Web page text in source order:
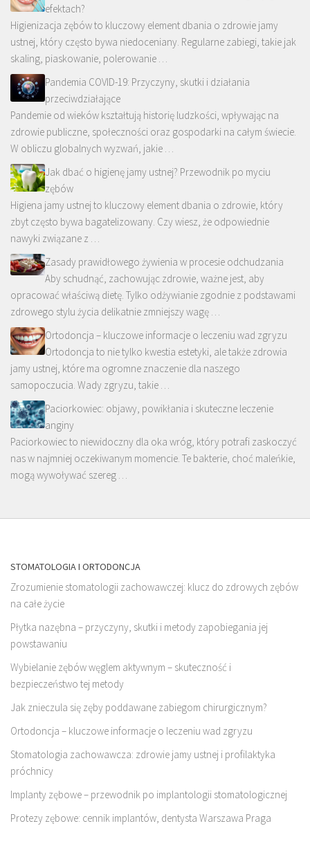
efektach?
Higienizacja zębów to kluczowy element dbania o zdrowie jamy
ustnej, który często bywa niedoceniany. Regularne zabiegi, takie jak
skaling, piaskowanie, polerowanie …
Pandemia COVID-19: Przyczyny, skutki i działania
przeciwdziałające
Pandemie od wieków kształtują historię ludzkości, wpływając na
zdrowie publiczne, społeczności oraz gospodarki na całym świecie.
W obliczu globalnych wyzwań, jakie …
Jak dbać o higienę jamy ustnej? Przewodnik po myciu
zębów
Higiena jamy ustnej to kluczowy element dbania o zdrowie, który
zbyt często bywa bagatelizowany. Czy wiesz, że odpowiednie
nawyki związane z …
Zasady prawidłowego żywienia w procesie odchudzania
Aby schudnąć, zachowując zdrowie, ważne jest, aby
opracować właściwą dietę. Tylko odżywianie zgodnie z podstawami
zdrowego stylu życia delikatnie zmniejszy wagę …
Ortodoncja – kluczowe informacje o leczeniu wad zgryzu
Ortodoncja to nie tylko kwestia estetyki, ale także zdrowia
jamy ustnej, które ma ogromne znaczenie dla naszego
samopoczucia. Wady zgryzu, takie …
Paciorkowiec: objawy, powikłania i skuteczne leczenie
anginy
Paciorkowiec to niewidoczny dla oka wróg, który potrafi zaskoczyć
nas w najmniej oczekiwanym momencie. Te bakterie, choć maleńkie,
mogą wywoływać szereg …
STOMATOLOGIA I ORTODONCJA
Zrozumienie stomatologii zachowawczej: klucz do zdrowych zębów
na całe życie
Płytka nazębna – przyczyny, skutki i metody zapobiegania jej
powstawaniu
Wybielanie zębów węglem aktywnym – skuteczność i
bezpieczeństwo tej metody
Jak znieczula się zęby poddawane zabiegom chirurgicznym?
Ortodoncja – kluczowe informacje o leczeniu wad zgryzu
Stomatologia zachowawcza: zdrowie jamy ustnej i profilaktyka
próchnicy
Implanty zębowe – przewodnik po implantologii stomatologicznej
Protezy zębowe: cennik implantów, dentysta Warszawa Praga